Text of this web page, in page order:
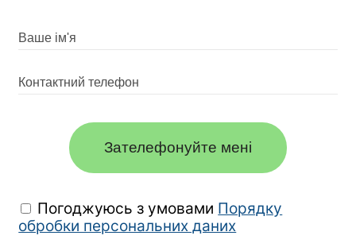
Зателефонуйте мені
Погоджуюсь з умовами Порядку
обробки персональних даних